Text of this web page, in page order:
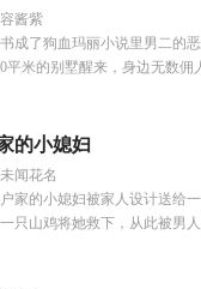
酱紫
成了狗血玛丽小说里男二的
平米的别墅醒来，身边无数佣
的小媳妇
闻花名
家的小媳妇被家人设计送给
只山鸡将她救下，从此被男